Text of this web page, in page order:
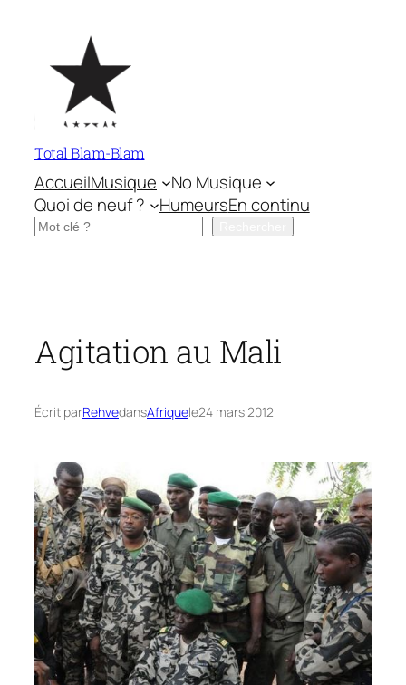
contenu
Total Blam-Blam
AccueilMusique
No Musique
Quoi de neuf ?
HumeursEn continu
Rechercher
Agitation au Mali
Écrit parRehvedansAfriquele24 mars 2012